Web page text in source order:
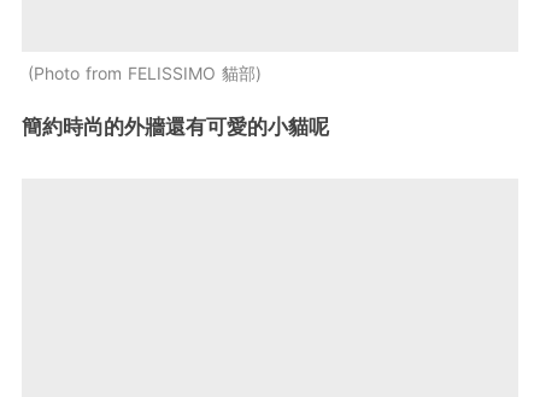
Photo from FELISSIMO 貓部
簡約時尚的外牆還有可愛的小貓呢